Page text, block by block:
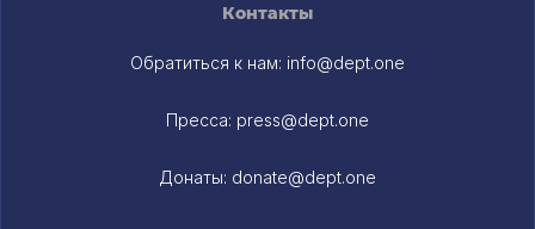
Контакты
Обратиться к нам: info@dept.one
Пресса: press@dept.one
Донаты: donate@dept.one